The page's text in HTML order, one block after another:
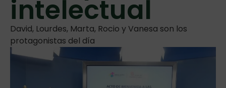
intelectual
David, Lourdes, Marta, Rocio y Vanesa son los
protagonistas del día